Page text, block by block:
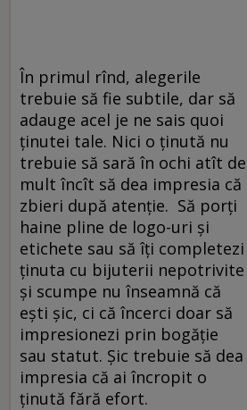
În primul rînd, alegerile
trebuie să fie subtile, dar să
adauge acel je ne sais quoi
ținutei tale. Nici o ținută nu
trebuie să sară în ochi atît de
mult încît să dea impresia că
zbieri după atenție. Să porți
haine pline de logo-uri și
etichete sau să îți completezi
ținuta cu bijuterii nepotrivite
și scumpe nu înseamnă că
ești șic, ci că încerci doar să
impresionezi prin bogăție
sau statut. Șic trebuie să dea
impresia că ai încropit o
ținută fără efort.